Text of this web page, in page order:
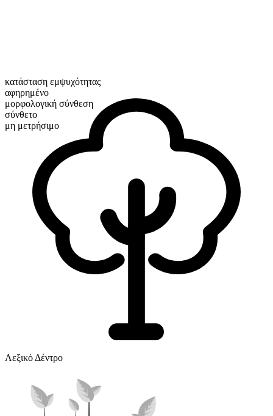
κατάσταση εμψυχότητας
αφηρημένο
μορφολογική σύνθεση
σύνθετο
μη μετρήσιμο
Λεξικό Δέντρο